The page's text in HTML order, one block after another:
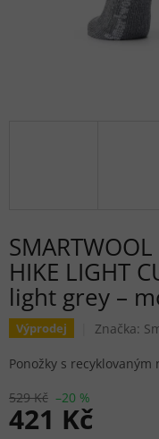
HIKE LIGHT
light grey –
Výprodej Značka:
529 Kč –20 %
421 Kč
Ponožky s recyklovaným